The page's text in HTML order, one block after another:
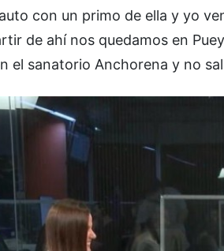
con un primo de ella y yo
de ahí nos quedamos en
el sanatorio Anchorena y no